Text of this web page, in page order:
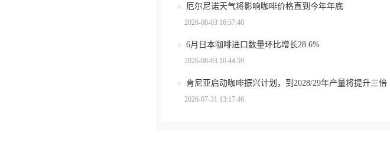
厄尔尼诺天气将影响咖啡价格直到今年年底
2026-08-03 16:57:40
6月日本咖啡进口数量环比增长28.6%
2026-08-03 16:44:59
肯尼亚启动咖啡振兴计划，到2028/29年产量将提升三倍
2026-07-31 13:17:46